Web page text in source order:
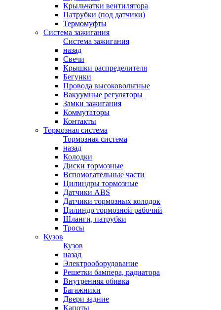
Крыльчатки вентилятора
Патрубки (под датчики)
Термомуфты
Система зажигания
Система зажигания
назад
Свечи
Крышки распределителя
Бегунки
Провода высоковольтные
Вакуумные регуляторы
Замки зажигания
Коммутаторы
Контакты
Тормозная система
Тормозная система
назад
Колодки
Диски тормозные
Вспомогательные части
Цилиндры тормозные
Датчики ABS
Датчики тормозных колодок
Цилиндр тормозной рабочий
Шланги, патрубки
Тросы
Кузов
Кузов
назад
Электрооборудование
Решетки бампера, радиатора
Внутренняя обивка
Багажники
Двери задние
Капоты